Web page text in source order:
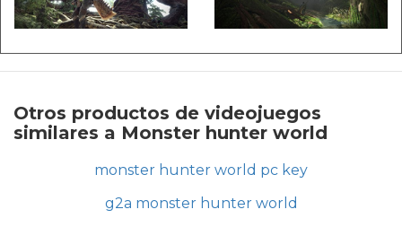
Otros productos de videojuegos
similares a Monster hunter world
monster hunter world pc key
g2a monster hunter world